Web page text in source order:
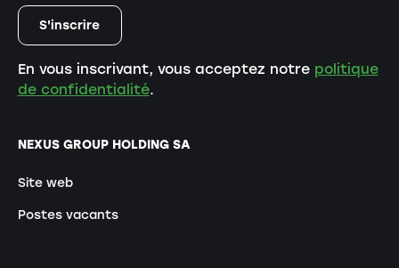
NEXUS GROUP HOLDING SA
Site web
Postes vacants
En vous inscrivant, vous acceptez notre politique
de confidentialité.